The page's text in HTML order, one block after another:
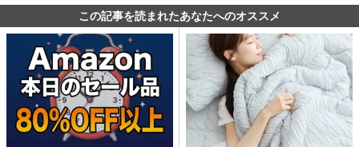
この記事を読まれたあなたへのオススメ